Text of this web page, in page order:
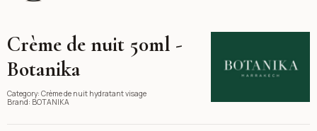
Crème de nuit 50ml -
Botanika
Category: Crème de nuit hydratant visage
Brand: BOTANIKA